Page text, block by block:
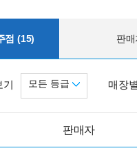
점 (15) 판
매장
기 모든 등급
판매자